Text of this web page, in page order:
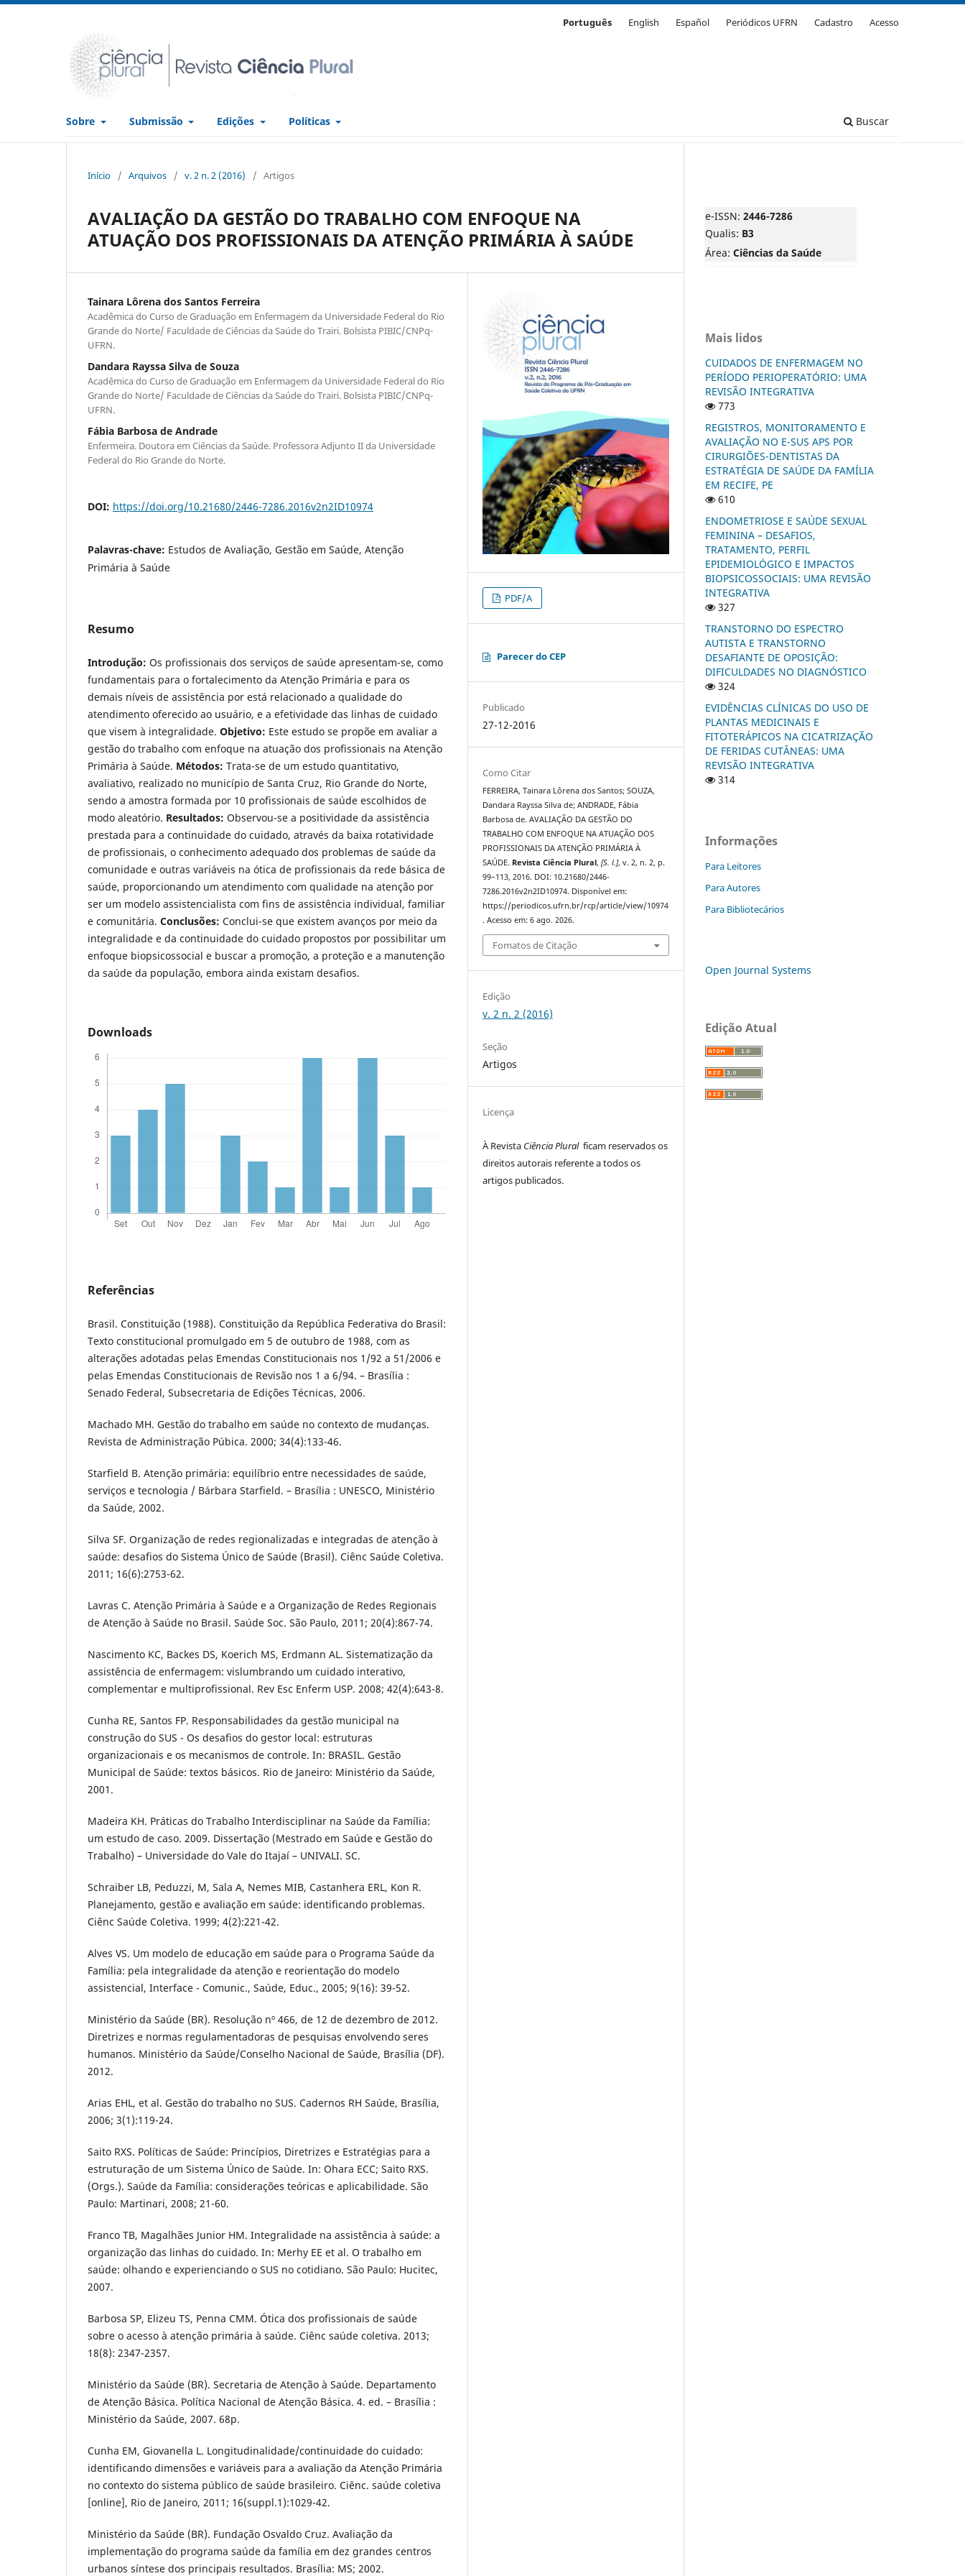
Sobre Submissão Edições Políticas Buscar
Português English Español Periódicos UFRN Cadastro Acesso
Início / Arquivos / v. 2 n. 2 (2016) / Artigos
AVALIAÇÃO DA GESTÃO DO TRABALHO COM ENFOQUE NA
ATUAÇÃO DOS PROFISSIONAIS DA ATENÇÃO PRIMÁRIA À SAÚDE
Tainara Lôrena dos Santos Ferreira
Acadêmica do Curso de Graduação em Enfermagem da Universidade Federal do Rio
Grande do Norte/ Faculdade de Ciências da Saúde do Trairi. Bolsista PIBIC/CNPq-
UFRN.
Dandara Rayssa Silva de Souza
Acadêmica do Curso de Graduação em Enfermagem da Universidade Federal do Rio
Grande do Norte/ Faculdade de Ciências da Saúde do Trairi. Bolsista PIBIC/CNPq-
UFRN.
Fábia Barbosa de Andrade
Enfermeira. Doutora em Ciências da Saúde. Professora Adjunto II da Universidade
Federal do Rio Grande do Norte.
DOI: https://doi.org/10.21680/2446-7286.2016v2n2ID10974
Palavras-chave: Estudos de Avaliação, Gestão em Saúde, Atenção
Primária à Saúde
Resumo
Introdução: Os profissionais dos serviços de saúde apresentam-se, como
fundamentais para o fortalecimento da Atenção Primária e para os
demais níveis de assistência por está relacionado a qualidade do
atendimento oferecido ao usuário, e a efetividade das linhas de cuidado
que visem à integralidade. Objetivo: Este estudo se propõe em avaliar a
gestão do trabalho com enfoque na atuação dos profissionais na Atenção
Primária à Saúde. Métodos: Trata-se de um estudo quantitativo,
avaliativo, realizado no município de Santa Cruz, Rio Grande do Norte,
sendo a amostra formada por 10 profissionais de saúde escolhidos de
modo aleatório. Resultados: Observou-se a positividade da assistência
prestada para a continuidade do cuidado, através da baixa rotatividade
de profissionais, o conhecimento adequado dos problemas de saúde da
comunidade e outras variáveis na ótica de profissionais da rede básica de
saúde, proporcionando um atendimento com qualidade na atenção por
ser um modelo assistencialista com fins de assistência individual, familiar
e comunitária. Conclusões: Conclui-se que existem avanços por meio da
integralidade e da continuidade do cuidado propostos por possibilitar um
enfoque biopsicossocial e buscar a promoção, a proteção e a manutenção
da saúde da população, embora ainda existam desafios.
Downloads
Referências
Brasil. Constituição (1988). Constituição da República Federativa do Brasil:
Texto constitucional promulgado em 5 de outubro de 1988, com as
alterações adotadas pelas Emendas Constitucionais nos 1/92 a 51/2006 e
pelas Emendas Constitucionais de Revisão nos 1 a 6/94. – Brasília :
Senado Federal, Subsecretaria de Edições Técnicas, 2006.
Machado MH. Gestão do trabalho em saúde no contexto de mudanças.
Revista de Administração Púbica. 2000; 34(4):133-46.
Starfield B. Atenção primária: equilíbrio entre necessidades de saúde,
serviços e tecnologia / Bárbara Starfield. – Brasília : UNESCO, Ministério
da Saúde, 2002.
Silva SF. Organização de redes regionalizadas e integradas de atenção à
saúde: desafios do Sistema Único de Saúde (Brasil). Ciênc Saúde Coletiva.
2011; 16(6):2753-62.
Lavras C. Atenção Primária à Saúde e a Organização de Redes Regionais
de Atenção à Saúde no Brasil. Saúde Soc. São Paulo, 2011; 20(4):867-74.
Nascimento KC, Backes DS, Koerich MS, Erdmann AL. Sistematização da
assistência de enfermagem: vislumbrando um cuidado interativo,
complementar e multiprofissional. Rev Esc Enferm USP. 2008; 42(4):643-8.
Cunha RE, Santos FP. Responsabilidades da gestão municipal na
construção do SUS - Os desafios do gestor local: estruturas
organizacionais e os mecanismos de controle. In: BRASIL. Gestão
Municipal de Saúde: textos básicos. Rio de Janeiro: Ministério da Saúde,
2001.
Madeira KH. Práticas do Trabalho Interdisciplinar na Saúde da Família:
um estudo de caso. 2009. Dissertação (Mestrado em Saúde e Gestão do
Trabalho) – Universidade do Vale do Itajaí – UNIVALI. SC.
Schraiber LB, Peduzzi, M, Sala A, Nemes MIB, Castanhera ERL, Kon R.
Planejamento, gestão e avaliação em saúde: identificando problemas.
Ciênc Saúde Coletiva. 1999; 4(2):221-42.
Alves VS. Um modelo de educação em saúde para o Programa Saúde da
Família: pela integralidade da atenção e reorientação do modelo
assistencial, Interface - Comunic., Saúde, Educ., 2005; 9(16): 39-52.
Ministério da Saúde (BR). Resolução nº 466, de 12 de dezembro de 2012.
Diretrizes e normas regulamentadoras de pesquisas envolvendo seres
humanos. Ministério da Saúde/Conselho Nacional de Saúde, Brasília (DF).
2012.
Arias EHL, et al. Gestão do trabalho no SUS. Cadernos RH Saúde, Brasília,
2006; 3(1):119-24.
Saito RXS. Políticas de Saúde: Princípios, Diretrizes e Estratégias para a
estruturação de um Sistema Único de Saúde. In: Ohara ECC; Saito RXS.
(Orgs.). Saúde da Família: considerações teóricas e aplicabilidade. São
Paulo: Martinari, 2008; 21-60.
Franco TB, Magalhães Junior HM. Integralidade na assistência à saúde: a
organização das linhas do cuidado. In: Merhy EE et al. O trabalho em
saúde: olhando e experienciando o SUS no cotidiano. São Paulo: Hucitec,
2007.
Barbosa SP, Elizeu TS, Penna CMM. Ótica dos profissionais de saúde
sobre o acesso à atenção primária à saúde. Ciênc saúde coletiva. 2013;
18(8): 2347-2357.
Ministério da Saúde (BR). Secretaria de Atenção à Saúde. Departamento
de Atenção Básica. Política Nacional de Atenção Básica. 4. ed. – Brasília :
Ministério da Saúde, 2007. 68p.
Cunha EM, Giovanella L. Longitudinalidade/continuidade do cuidado:
identificando dimensões e variáveis para a avaliação da Atenção Primária
no contexto do sistema público de saúde brasileiro. Ciênc. saúde coletiva
[online], Rio de Janeiro, 2011; 16(suppl.1):1029-42.
Ministério da Saúde (BR). Fundação Osvaldo Cruz. Avaliação da
implementação do programa saúde da família em dez grandes centros
urbanos síntese dos principais resultados. Brasília: MS; 2002.
PDF/A
Parecer do CEP
Publicado
27-12-2016
Como Citar
FERREIRA, Tainara Lôrena dos Santos; SOUZA,
Dandara Rayssa Silva de; ANDRADE, Fábia
Barbosa de. AVALIAÇÃO DA GESTÃO DO
TRABALHO COM ENFOQUE NA ATUAÇÃO DOS
PROFISSIONAIS DA ATENÇÃO PRIMÁRIA À
SAÚDE. Revista Ciência Plural,[S. l.], v. 2, n. 2, p.
99–113, 2016. DOI: 10.21680/2446-
7286.2016v2n2ID10974. Disponível em:
https://periodicos.ufrn.br/rcp/article/view/10974
. Acesso em: 6 ago. 2026.
Fomatos de Citação
Edição
v. 2 n. 2 (2016)
Seção
Artigos
Licença
À Revista Ciência Pluralficam reservados os
direitos autorais referente a todos os
artigos publicados.
e-ISSN: 2446-7286
Qualis: B3
Área: Ciências da Saúde
Mais lidos
CUIDADOS DE ENFERMAGEM NO
PERÍODO PERIOPERATÓRIO: UMA
REVISÃO INTEGRATIVA
773
REGISTROS, MONITORAMENTO E
AVALIAÇÃO NO E-SUS APS POR
CIRURGIÕES-DENTISTAS DA
ESTRATÉGIA DE SAÚDE DA FAMÍLIA
EM RECIFE, PE
610
ENDOMETRIOSE E SAÚDE SEXUAL
FEMININA – DESAFIOS,
TRATAMENTO, PERFIL
EPIDEMIOLÓGICO E IMPACTOS
BIOPSICOSSOCIAIS: UMA REVISÃO
INTEGRATIVA
327
TRANSTORNO DO ESPECTRO
AUTISTA E TRANSTORNO
DESAFIANTE DE OPOSIÇÃO:
DIFICULDADES NO DIAGNÓSTICO
324
EVIDÊNCIAS CLÍNICAS DO USO DE
PLANTAS MEDICINAIS E
FITOTERÁPICOS NA CICATRIZAÇÃO
DE FERIDAS CUTÂNEAS: UMA
REVISÃO INTEGRATIVA
314
Informações
Para Leitores
Para Autores
Para Bibliotecários
Open Journal Systems
Edição Atual